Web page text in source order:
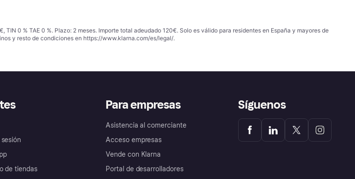
0 % TAE 0 %. Plazo: 2 meses. Importe total adeudado 120€. Solo es válido para residentes en España y mayores de
y resto de condiciones en https://www.klarna.com/es/legal/.
sesión
de tiendas
Para empresas
Asistencia al comerciante
Acceso empresas
Vende con Klarna
Portal de desarrolladores
Síguenos